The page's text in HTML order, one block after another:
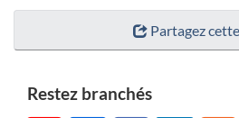
Partagez
Restez branchés